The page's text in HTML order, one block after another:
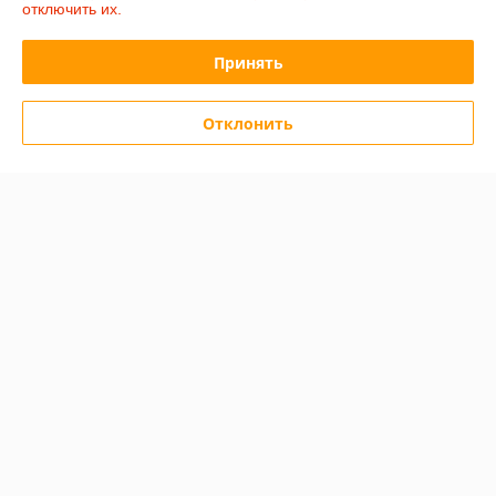
Полная версия сайта
Политика обработки cookies
отключить их.
Принять
Отклонить